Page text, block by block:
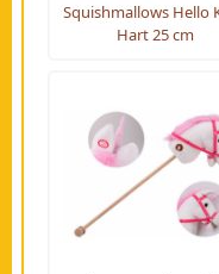
Squishmallows Hello
Hart 25 cm